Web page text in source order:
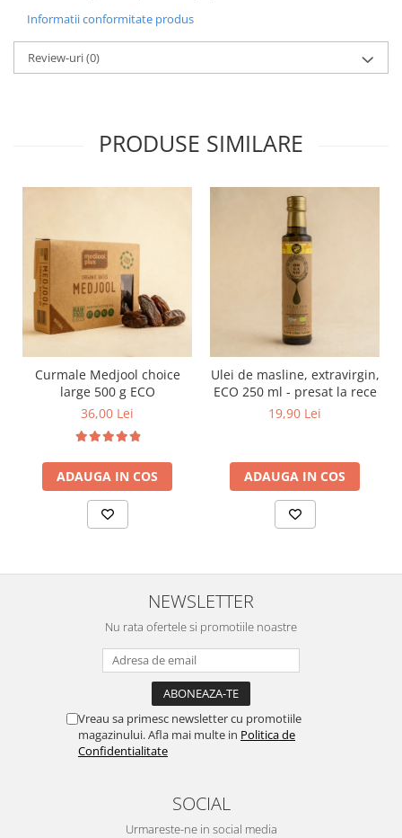
Informatii conformitate produs
Review-uri(0)
PRODUSE SIMILARE
Curmale Medjool choice
large 500 g ECO
36,00 Lei
ADAUGA IN COS
Ulei de masline, extravirgin,
ECO 250 ml - presat la rece
19,90 Lei
ADAUGA IN COS
NEWSLETTER
Nu rata ofertele si promotiile noastre
Vreau sa primesc newsletter cu promotiile
magazinului. Afla mai multe in Politica de
Confidentialitate
SOCIAL
Urmareste-ne in social media